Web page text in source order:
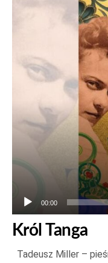
plików
00:00
Król Tanga
Tadeusz Miller –